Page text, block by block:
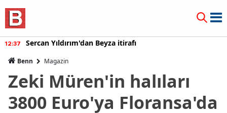
12:37 Sercan Yıldırım'dan Beyza itirafı
Benn Magazin
Zeki Müren'in halıları
3800 Euro'ya Floransa'da